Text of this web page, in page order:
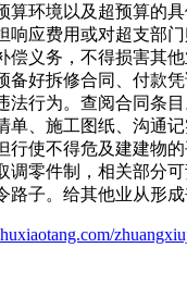
算环境以及超预算的
响应费用或对超支部
偿义务，不得损害其
备好拆修合同、付款
法行为。查阅合同条
单、施工图纸、沟通
行使不得危及建建物
调零件制，相关部分
路子。给其他业从形